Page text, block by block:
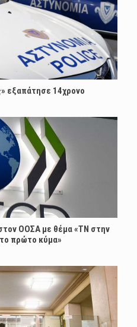
εξαπάτησε 14χρονο
ΟΟΣΑ με θέμα «ΤΝ στην
πρώτο κύμα»